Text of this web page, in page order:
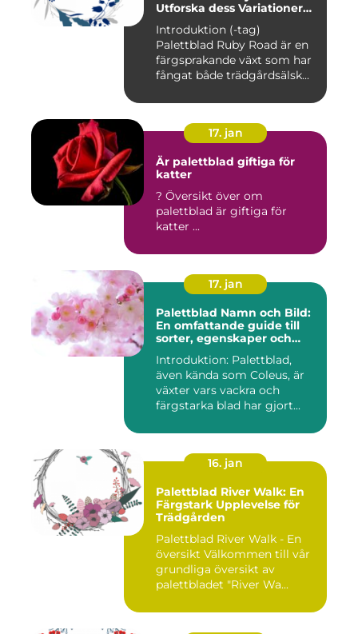
Utforska dess Variationer
Introduktion (-tag)
Palettblad Ruby Road är en
färgsprakande växt som har
fångat både trädgårdsälsk...
17. jan
Är palettblad giftiga för
katter
? Översikt över om
palettblad är giftiga för
katter ...
17. jan
Palettblad Namn och Bild:
En omfattande guide till
sorter, egenskaper och
Introduktion: Palettblad,
även kända som Coleus, är
växter vars vackra och
färgstarka blad har gjort...
16. jan
Palettblad River Walk: En
Färgstark Upplevelse för
Trädgården
Palettblad River Walk - En
översikt Välkommen till vår
grundliga översikt av
palettbladet "River Wa...